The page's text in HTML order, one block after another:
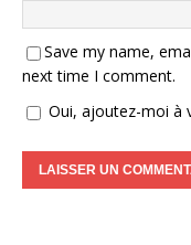
Save my name,
next time I comment.
Oui, ajoutez-moi à